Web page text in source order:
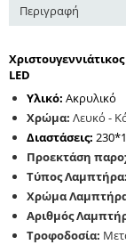
Περιγραφή
LED
Υλικό: Ακρυλικό
Χρώμα: Λευκό -
Διαστάσεις:
Προεκτάση
Tύπος Λαμπτήρα:
Χρώμα
Αριθμός
Τροφοδοσία: